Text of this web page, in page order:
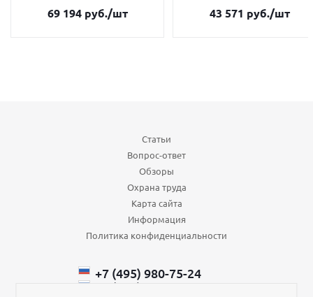
69 194руб./шт 43 571 руб./шт
Статьи
Вопрос-ответ
Обзоры
Охрана труда
Карта сайта
Информация
Политика конфиденциальности
+7 (495) 980-75-24
+7 (985) 110-66-64